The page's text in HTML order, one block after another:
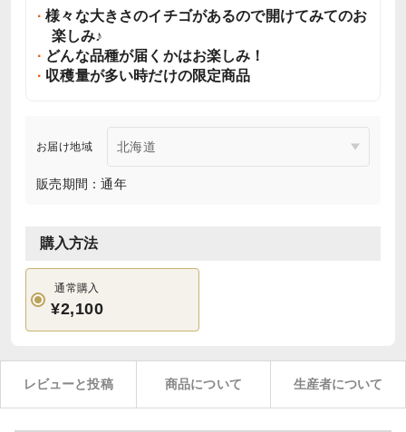
様々な大きさのイチゴがあるので開けてみてのお
楽しみ♪
どんな品種が届くかはお楽しみ！
収穫量が多い時だけの限定商品
お届け地域
販売期間：通年
購入方法
通常購入
¥2,100
レビューと投稿 商品について 生産者について